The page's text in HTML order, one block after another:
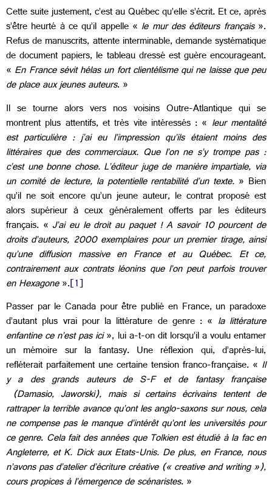
Cette suite justement, c’est au Québec qu’elle s’écrit. Et ce, après
s’être heurté à ce qu’il appelle « le mur des éditeurs français».
Refus de manuscrits, attente interminable, demande systématique
de document papiers, le tableau dressé est guère encourageant.
« En France sévit hélas un fort clientélisme qui ne laisse que peu
de place aux jeunes auteurs. »
Il se tourne alors vers nos voisins Outre-Atlantique qui se
montrent plus attentifs, et très vite intéressés : « leur mentalité
est particulière : j’ai eu l’impression qu’ils étaient moins des
littéraires que des commerciaux. Que l’on ne s’y trompe pas :
c’est une bonne chose. L’éditeur juge de manière impartiale, via
un comité de lecture, la potentielle rentabilité d’un texte. » Bien
qu’il ne soit encore qu’un jeune auteur, le contrat proposé est
alors supérieur à ceux généralement offerts par les éditeurs
français. « J’ai eu le droit au paquet ! A savoir 10 pourcent de
droits d’auteurs, 2000 exemplaires pour un premier tirage, ainsi
qu’une diffusion massive en France et au Québec. Et ce,
contrairement aux contrats léonins que l’on peut parfois trouver
en Hexagone».[1]
Passer par le Canada pour être publié en France, un paradoxe
d’autant plus vrai pour la littérature de genre : « la littérature
enfantine ce n’est pas ici», lui a-t-on dit lorsqu’il a voulu entamer
un mémoire sur la fantasy. Une réflexion qui, d’après-lui,
refléterait parfaitement une certaine tension franco-française. « Il
y a des grands auteurs de S-F et de fantasy française
(Damasio, Jaworski), mais si certains écrivains tentent de
rattraper la terrible avance qu’ont les anglo-saxons sur nous, cela
ne compense pas le manque d’intérêt qu’ont les universités pour
ce genre. Cela fait des années que Tolkien est étudié à la fac en
Angleterre, et K. Dick aux Etats-Unis. De plus, en France, nous
n’avons pas d’atelier d’écriture créative (« creative and writing »),
cours propices à l’émergence de scénaristes. »